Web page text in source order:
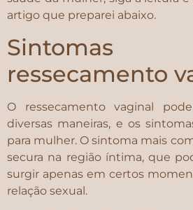
artigo que preparei abaixo.
ressecamento
O ressecamento vaginal
diversas maneiras, e os
para mulher. O sintoma mais
secura na região íntima, que
surgir apenas em certos
relação sexual.